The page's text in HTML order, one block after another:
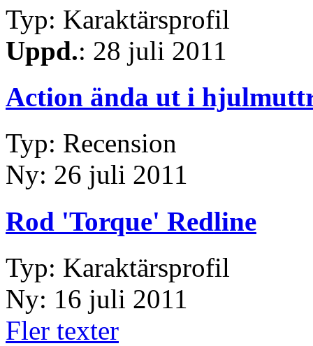
Typ: Karaktärsprofil
Uppd.: 28 juli 2011
Action ända ut i
Typ: Recension
Ny: 26 juli 2011
Rod 'Torque' Redline
Typ: Karaktärsprofil
Ny: 16 juli 2011
Fler texter